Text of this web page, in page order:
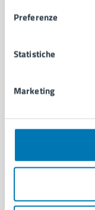
Preferenze
Statistiche
Marketing
Intranet, posta
CATEGORIE DI SERVIZIO
Anagrafe e stato civile
Documenti e
Giustizia e sicurezza
Imprese e commercio
Salute, benessere e
Servizi Cimiteriali